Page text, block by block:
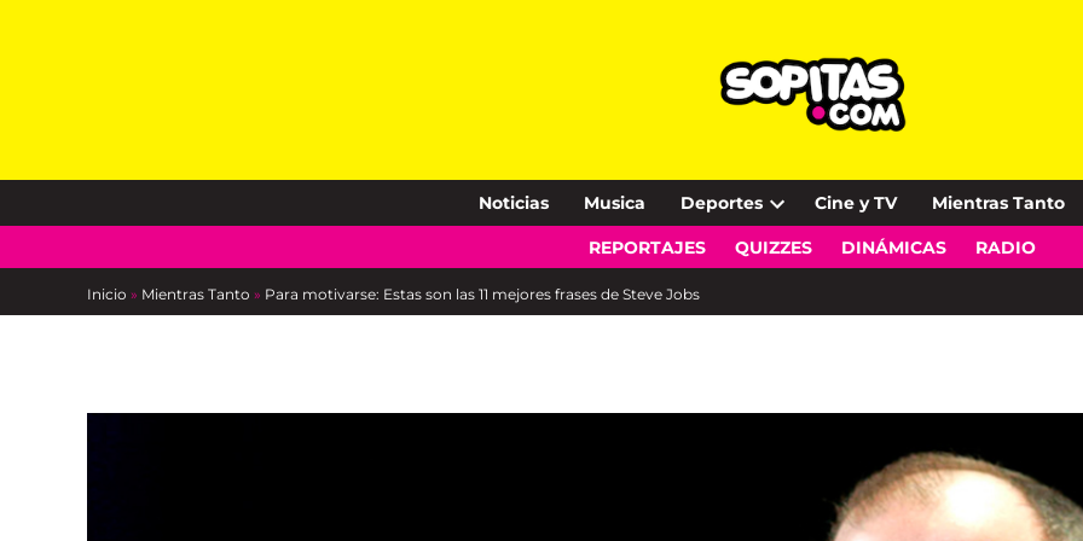
Noticias Musica Deportes
Open
dropdown
Cine y TV Mientras Tanto
REPORTAJES QUIZZES DINÁMICAS RADIO
Inicio » Mientras Tanto » Para motivarse: Estas son las 11 mejores frases de Steve Jobs